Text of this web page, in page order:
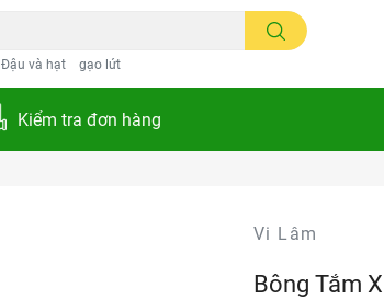
Đậu và hạt gạo lứt
Kiểm tra đơn hàng
Vi Lâm
Bông Tắm